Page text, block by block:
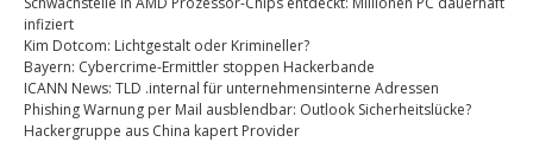
infiziert
Kim Dotcom: Lichtgestalt oder Krimineller?
Bayern: Cybercrime-Ermittler stoppen Hackerbande
ICANN News: TLD .internal für unternehmensinterne Adressen
Phishing Warnung per Mail ausblendbar: Outlook Sicherheitslücke?
Hackergruppe aus China kapert Provider